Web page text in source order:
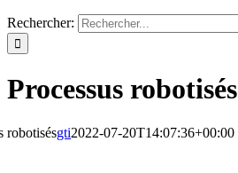
Rechercher:
Processus robotisés
robotisésgti2022-07-20T14:07:36+00:00